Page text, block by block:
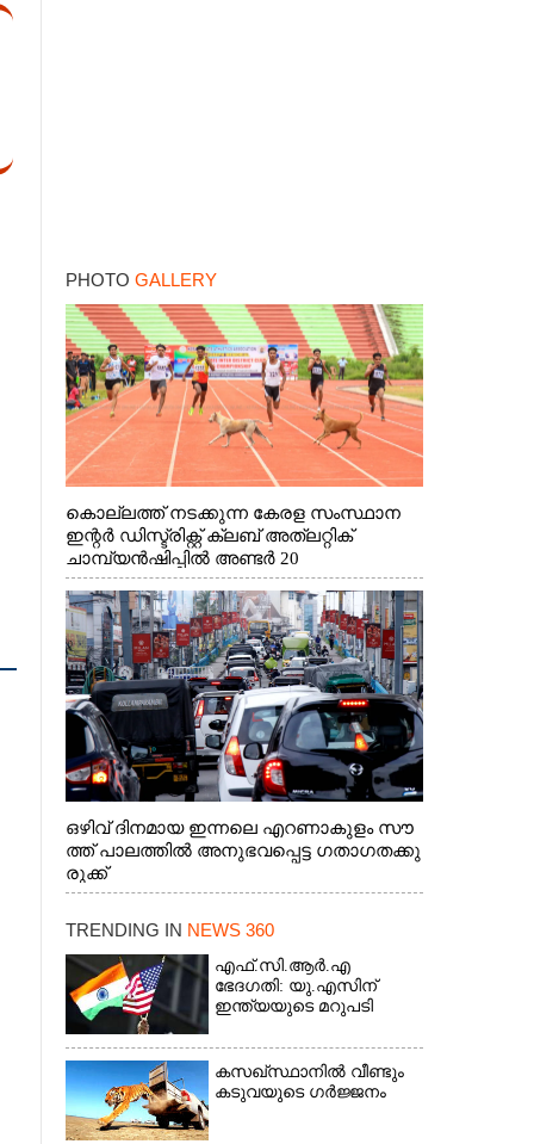
PHOTO GALLERY
കൊല്ലത്ത് നടക്കുന്ന കേരള സംസ്ഥാന
ഇന്റർ ഡിസ്ട്രിക്റ്റ് ക്ലബ് അത്‌ലറ്റിക്
ചാമ്പ്യൻഷിപ്പിൽ അണ്ടർ 20
ആൺകുട്ടികളുടെ 200 മീറ്റർ ഓട്ടം
ഫൈനൽ മത്സരത്തിനിടെ സിന്തറ്റിക്
ട്രാക്കിന് കുറുകെ ഓടുന്ന നായകൾ.
ഒഴിവ് ദിനമായ ഇന്നലെ എറണാകുളം സൗ
ത്ത് പാലത്തിൽ അനുഭവപ്പെട്ട ഗതാഗതക്കു
രുക്ക്
TRENDING IN NEWS 360
എഫ്.സി.ആർ.എ
ഭേദഗതി: യു.എസിന്
ഇന്ത്യയുടെ മറുപടി
കസഖ്‌സ്ഥാനിൽ വീണ്ടും
കടുവയുടെ ഗർജ്ജനം